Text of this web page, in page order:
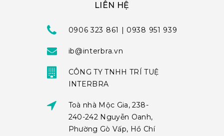
LIÊN HỆ
0906 323 861 | 0938 951 939
ib@interbra.vn
CÔNG TY TNHH TRÍ TUỆ
INTERBRA
Toà nhà Mộc Gia, 238-
240-242 Nguyễn Oanh,
Phường Gò Vấp, Hồ Chí